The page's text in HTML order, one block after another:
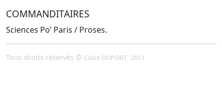
COMMANDITAIRES
Sciences Po’ Paris / Proses.
Tous droits réservés © Claire DUPORT 2011